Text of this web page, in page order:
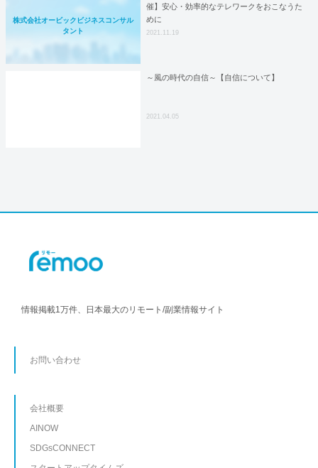
株式会社オービックビジネスコンサル
タント
催】安心・効率的なテレワークをおこなうた
めに
2021.11.19
～風の時代の自信～【自信について】
2021.04.05
情報掲載1万件、日本最大のリモート/副業情報サイト
お問い合わせ
会社概要
AINOW
SDGsCONNECT